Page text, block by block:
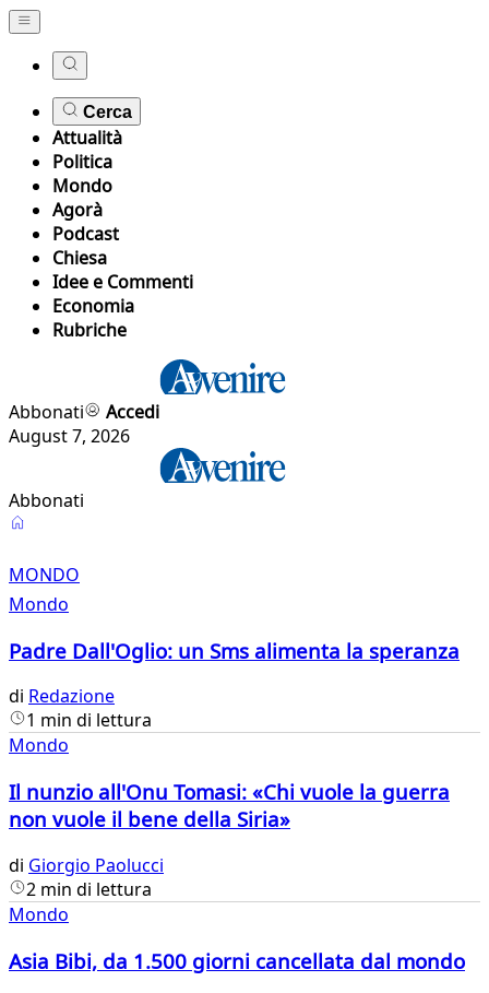
Cerca
Attualità
Politica
Mondo
Agorà
Podcast
Chiesa
Idee e Commenti
Economia
Rubriche
Abbonati
Accedi
August 7, 2026
Abbonati
Mondo
MONDO
Mondo
Padre Dall'Oglio: un Sms alimenta la speranza
di Redazione
1 min di lettura
Mondo
Il nunzio all'Onu Tomasi: «Chi vuole la guerra
non vuole il bene della Siria»
di Giorgio Paolucci
2 min di lettura
Mondo
Asia Bibi, da 1.500 giorni cancellata dal mondo